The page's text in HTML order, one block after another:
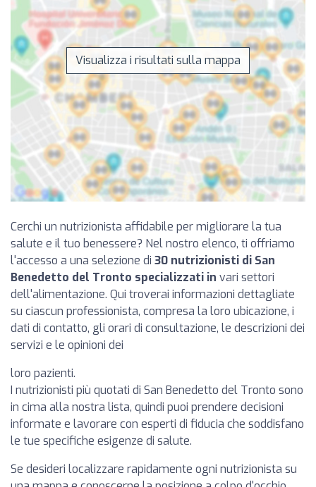
Visualizza i risultati sulla mappa
Cerchi un nutrizionista affidabile per migliorare la tua
salute e il tuo benessere? Nel nostro elenco, ti offriamo
l'accesso a una selezione di 30 nutrizionisti di San
Benedetto del Tronto specializzati in vari settori
dell'alimentazione. Qui troverai informazioni dettagliate
su ciascun professionista, compresa la loro ubicazione, i
dati di contatto, gli orari di consultazione, le descrizioni dei
servizi e le opinioni dei
loro pazienti.
I nutrizionisti più quotati di San Benedetto del Tronto sono
in cima alla nostra lista, quindi puoi prendere decisioni
informate e lavorare con esperti di fiducia che soddisfano
le tue specifiche esigenze di salute.
Se desideri localizzare rapidamente ogni nutrizionista su